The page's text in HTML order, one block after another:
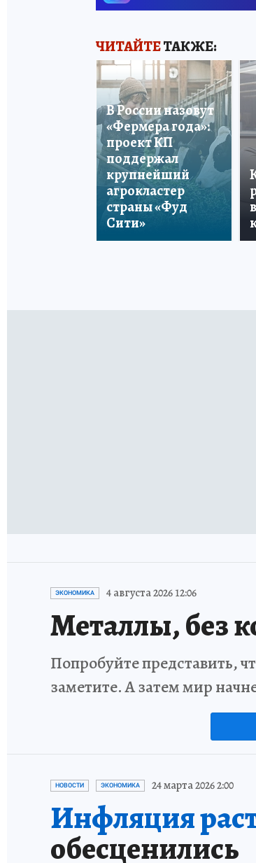
ЧИТАЙТЕТАКЖЕ:
В России назовут
«Фермера года»:
проект КП
поддержал
крупнейший
агрокластер
страны «Фуд
Сити»
ЭКОНОМИКА 4 августа 2026 12:06
Металлы, без
Попробуйте представить,
заметите. А затем мир
НОВОСТИ ЭКОНОМИКА 24 марта 2026 2:00
Инфляция
обесценились